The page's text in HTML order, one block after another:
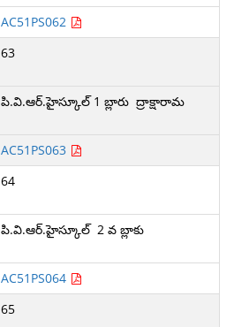
AC51PS062
63
పి.వి.ఆర్.హైస్కూల్ 1 బ్లారు ద్రాక్షారామ
AC51PS063
64
పి.వి.ఆర్.హైస్కూల్ 2 వ బ్లాకు
AC51PS064
65